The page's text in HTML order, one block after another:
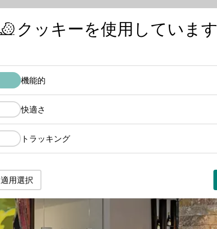
クッキーを使用しています
機能的
快適さ
トラッキング
適用選択